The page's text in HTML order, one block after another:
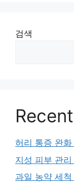
검색
허리 통증 완화
지성 피부 관
과일 농약 세척